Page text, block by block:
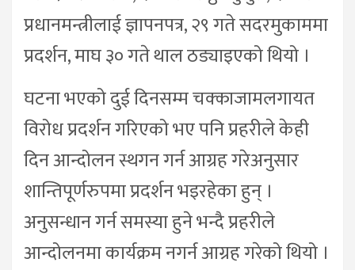
प्रधानमन्त्रीलाई ज्ञापनपत्र, २९ गते सदरमुकाममा
प्रदर्शन, माघ ३० गते थाल ठड्याइएको थियो ।
घटना भएको दुई दिनसम्म चक्काजामलगायत
विरोध प्रदर्शन गरिएको भए पनि प्रहरीले केही
दिन आन्दोलन स्थगन गर्न आग्रह गरेअनुसार
शान्तिपूर्णरुपमा प्रदर्शन भइरहेका हुन् ।
अनुसन्धान गर्न समस्या हुने भन्दै प्रहरीले
आन्दोलनमा कार्यक्रम नगर्न आग्रह गरेको थियो ।